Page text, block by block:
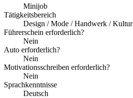
Minijob
Tätigkeitsbereich
Design / Mode / Handwerk / Kultur
Führerschein erforderlich?
Nein
Auto erforderlich?
Nein
Motivationsschreiben erforderlich?
Nein
Sprachkenntnisse
Deutsch